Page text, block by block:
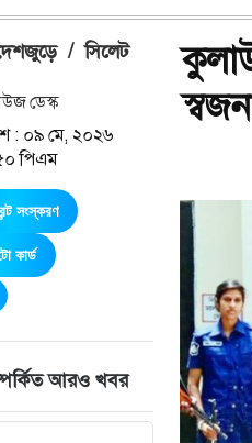
/ সিলেট
ডেস্ক
: ০৯ মে, ২০২৬
পিএম
সংস্করণ
কার্ড
আরও খবর